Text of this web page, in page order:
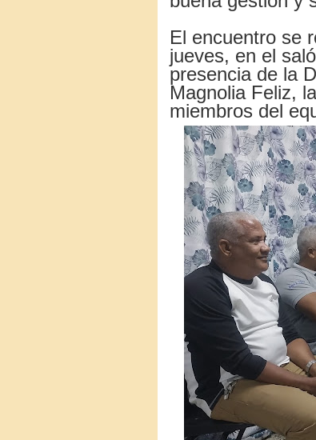
El encuentro se
jueves, en el
presencia de la
Magnolia Feliz,
miembros del